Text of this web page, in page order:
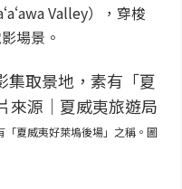
Valley），穿梭
場景。
夏威夷好萊塢後場」之稱。圖